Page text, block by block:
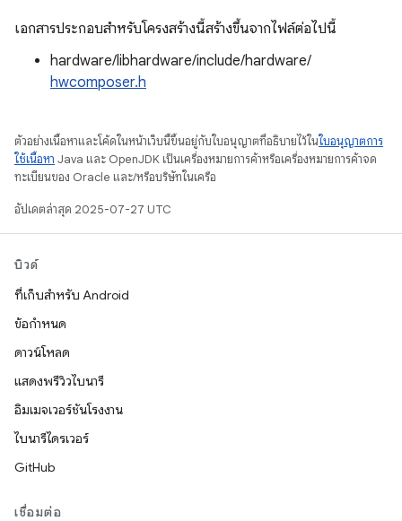
เอกสารประกอบสำหรับโครงสร้างนี้สร้างขึ้นจากไฟล์ต่อไปนี้
hardware/libhardware/include/hardware/
hwcomposer.h
ตัวอย่างเนื้อหาและโค้ดในหน้าเว็บนี้ขึ้นอยู่กับใบอนุญาตที่อธิบายไว้ในใบอนุญาตการ
ใช้เนื้อหา Java และ OpenJDK เป็นเครื่องหมายการค้าหรือเครื่องหมายการค้าจด
ทะเบียนของ Oracle และ/หรือบริษัทในเครือ
อัปเดตล่าสุด 2025-07-27 UTC
บิวด์
ที่เก็บสำหรับ Android
ข้อกำหนด
ดาวน์โหลด
แสดงพรีวิวไบนารี
อิมเมจเวอร์ชันโรงงาน
ไบนารีไดรเวอร์
GitHub
เชื่อมต่อ